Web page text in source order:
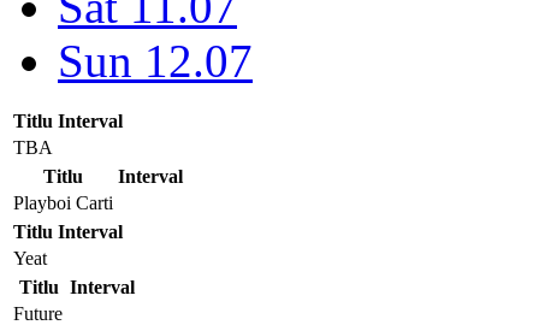
Sun 12.07
Titlu Interval
TBA
Titlu
Interval
Playboi Carti
Titlu Interval
Yeat
Titlu Interval
Future